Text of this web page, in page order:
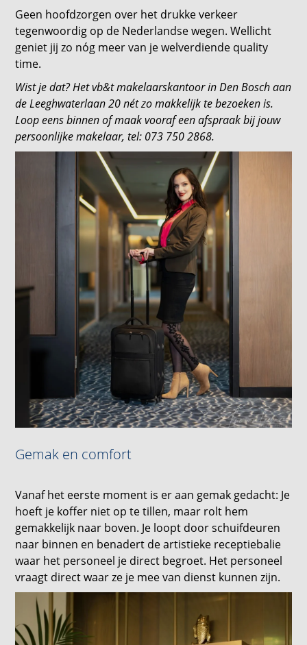
Geen hoofdzorgen over het drukke verkeer
tegenwoordig op de Nederlandse wegen. Wellicht
geniet jij zo nóg meer van je welverdiende quality
time.
Wist je dat? Het vb&t makelaarskantoor in Den Bosch aan
de Leeghwaterlaan 20 nét zo makkelijk te bezoeken is.
Loop eens binnen of maak vooraf een afspraak bij jouw
persoonlijke makelaar, tel: 073 750 2868.
Gemak en comfort
Vanaf het eerste moment is er aan gemak gedacht: Je
hoeft je koffer niet op te tillen, maar rolt hem
gemakkelijk naar boven. Je loopt door schuifdeuren
naar binnen en benadert de artistieke receptiebalie
waar het personeel je direct begroet. Het personeel
vraagt direct waar ze je mee van dienst kunnen zijn.